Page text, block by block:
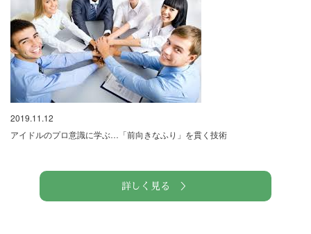
2019.11.12
アイドルのプロ意識に学ぶ…「前向きなふり」を貫く技術
詳しく見る ＞